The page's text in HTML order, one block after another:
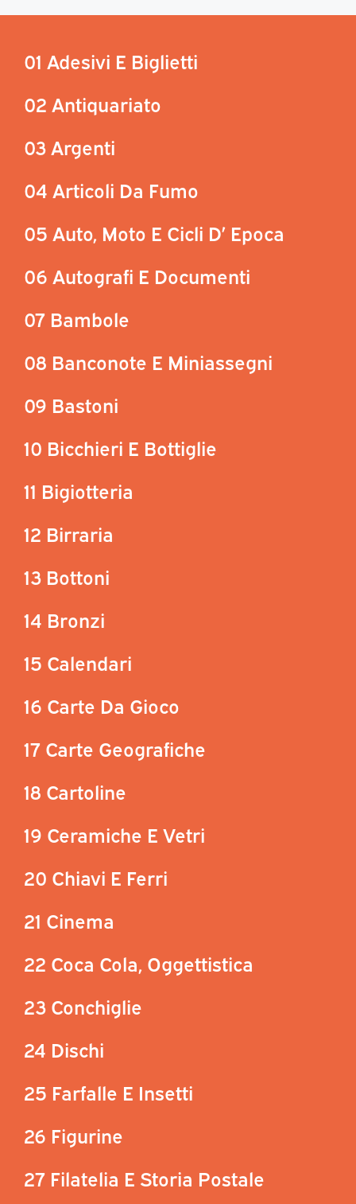
01 Adesivi E Biglietti
02 Antiquariato
03 Argenti
04 Articoli Da Fumo
05 Auto, Moto E Cicli D’ Epoca
06 Autografi E Documenti
07 Bambole
08 Banconote E Miniassegni
09 Bastoni
10 Bicchieri E Bottiglie
11 Bigiotteria
12 Birraria
13 Bottoni
14 Bronzi
15 Calendari
16 Carte Da Gioco
17 Carte Geografiche
18 Cartoline
19 Ceramiche E Vetri
20 Chiavi E Ferri
21 Cinema
22 Coca Cola, Oggettistica
23 Conchiglie
24 Dischi
25 Farfalle E Insetti
26 Figurine
27 Filatelia E Storia Postale